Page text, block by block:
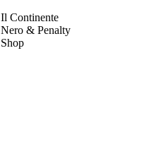
Il Continente
Nero & Penalty
Shop